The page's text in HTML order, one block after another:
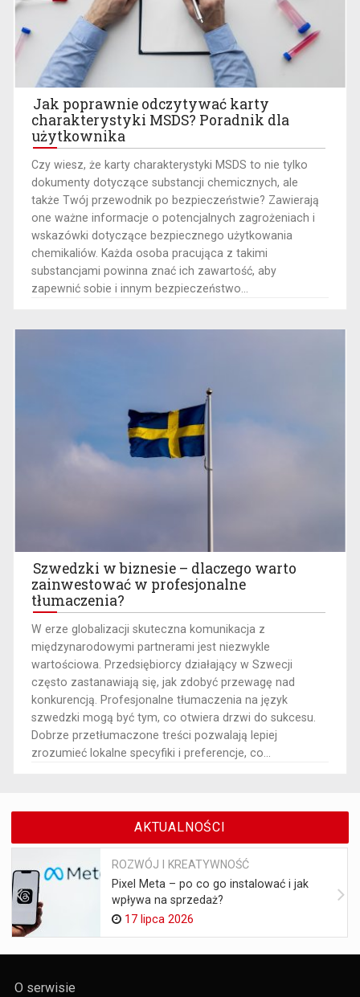
Jak poprawnie odczytywać karty
charakterystyki MSDS? Poradnik dla
użytkownika
​Czy wiesz, że karty charakterystyki MSDS to nie tylko
dokumenty dotyczące substancji chemicznych, ale
także Twój przewodnik po bezpieczeństwie? Zawierają
one ważne informacje o potencjalnych zagrożeniach i
wskazówki dotyczące bezpiecznego użytkowania
chemikaliów. Każda osoba pracująca z takimi
substancjami powinna znać ich zawartość, aby
zapewnić sobie i innym bezpieczeństwo...
Szwedzki w biznesie – dlaczego warto
zainwestować w profesjonalne
tłumaczenia?
W erze globalizacji skuteczna komunikacja z
międzynarodowymi partnerami jest niezwykle
wartościowa. Przedsiębiorcy działający w Szwecji
często zastanawiają się, jak zdobyć przewagę nad
konkurencją. Profesjonalne tłumaczenia na język
szwedzki mogą być tym, co otwiera drzwi do sukcesu.
Dobrze przetłumaczone treści pozwalają lepiej
zrozumieć lokalne specyfiki i preferencje, co...
AKTUALNOŚCI
ROZWÓJ I KREATYWNOŚĆ
Pixel Meta – po co go instalować i jak
wpływa na sprzedaż?
17 lipca 2026
O serwisie